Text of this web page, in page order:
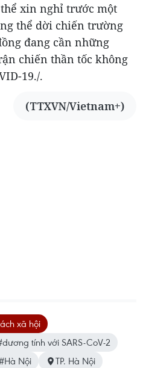
xin nghỉ trước một
thể dời chiến trường
đang cần những
chiến thần tốc không
19./.
(TTXVN/Vietnam+)
xã hội
tính với SARS-CoV-2
#Hà Nội TP. Hà Nội